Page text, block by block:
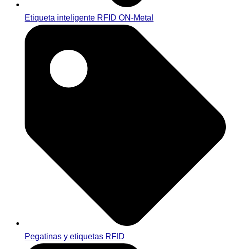
Etiqueta inteligente RFID ON-Metal
Pegatinas y etiquetas RFID